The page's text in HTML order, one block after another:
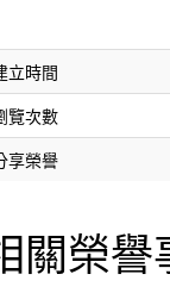
立時間
覽次數
享榮譽
關榮譽